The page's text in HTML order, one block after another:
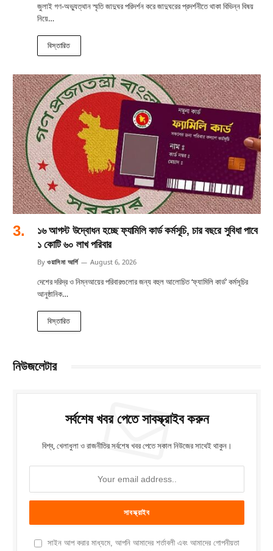
জুলাই গণ-অভ্যুত্থান স্মৃতি জাদুঘর পরিদর্শন করে জাদুঘরের প্রদর্শনীতে থাকা বিভিন্ন বিষয়
নিয়ে…
বিস্তারিত
১৬ আগস্ট উদ্বোধন হচ্ছে ফ্যামিলি কার্ড কর্মসূচি, চার বছরে সুবিধা পাবে
১ কোটি ৬০ লাখ পরিবার
By ওয়াসিমা আর্শি August 6, 2026
দেশের দরিদ্র ও নিম্নআয়ের পরিবারগুলোর জন্য বহুল আলোচিত ‘ফ্যামিলি কার্ড’ কর্মসূচির
আনুষ্ঠানিক…
বিস্তারিত
নিউজলেটার
সর্বশেষ খবর পেতে সাবস্ক্রাইব করুন
বিশ্ব, খেলাধুলা ও রাজনীতির সর্বশেষ খবর পেতে সকাল নিউজের সাথেই থাকুন।
সাইন আপ করার মাধ্যমে, আপনি আমাদের শর্তাবলী এবং আমাদের গোপনীয়তা